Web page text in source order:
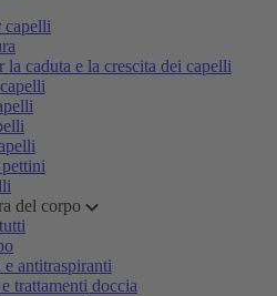
capelli
la caduta e la crescita dei capelli
del corpo
antitraspiranti
trattamenti doccia